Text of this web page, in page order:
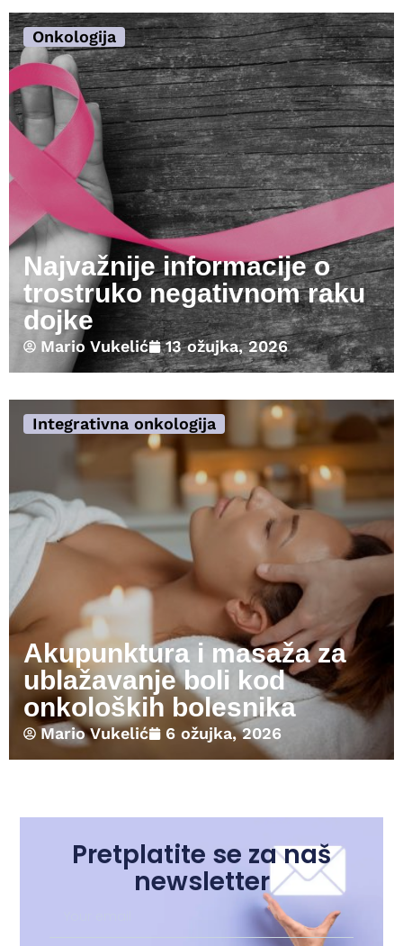
Onkologija
Najvažnije informacije o
trostruko negativnom raku
dojke
Mario Vukelić 13 ožujka, 2026
Integrativna onkologija
Akupunktura i masaža za
ublažavanje boli kod
onkoloških bolesnika
Mario Vukelić 6 ožujka, 2026
Pretplatite se za naš
newsletter